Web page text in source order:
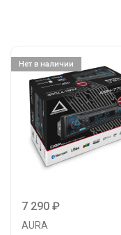
Нет в наличии
7 290 ₽
AURA